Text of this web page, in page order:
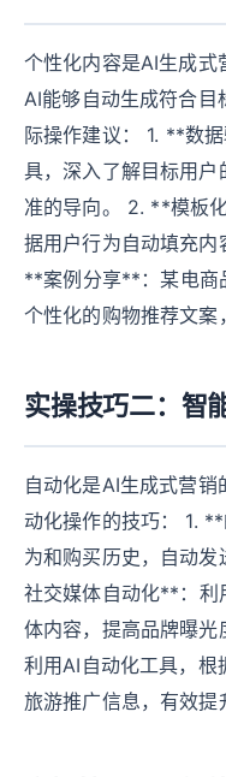
个性化内容是AI生成式
AI能够自动生成符合目
际操作建议： 1. **数
具，深入了解目标用
准的导向。 2. **模板
据用户行为自动填充内
**案例分享**：某电商
个性化的购物推荐文
实操技巧二：智
自动化是AI生成式营
动化操作的技巧： 1.
为和购买历史，自动
社交媒体自动化**：利
体内容，提高品牌曝
利用AI自动化工具，根
旅游推广信息，有效